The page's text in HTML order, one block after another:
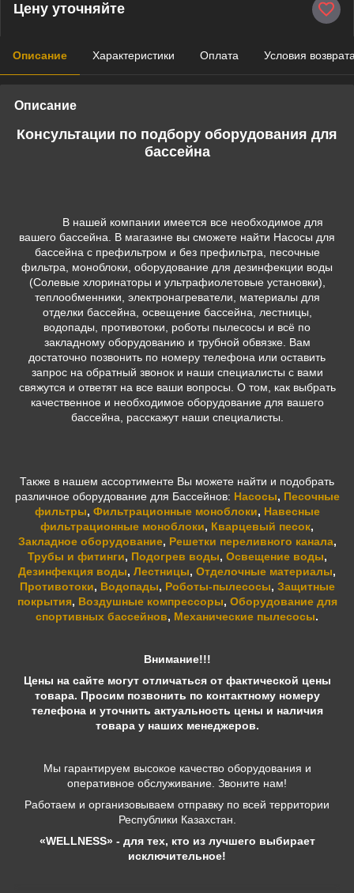
Цену уточняйте
Описание Характеристики Оплата Условия
Описание
Консультации по подбору оборудования для
бассейна
В нашей компании имеется все необходимое для
вашего бассейна. В магазине вы сможете найти Насосы для
бассейна с префильтром и без префильтра, песочные
фильтра, моноблоки, оборудование для дезинфекции воды
(Солевые хлоринаторы и ультрафиолетовые установки),
теплообменники, электронагреватели, материалы для
отделки бассейна, освещение бассейна, лестницы,
водопады, противотоки, роботы пылесосы и всё по
закладному оборудованию и трубной обвязке. Вам
достаточно позвонить по номеру телефона или оставить
запрос на обратный звонок и наши специалисты с вами
свяжутся и ответят на все ваши вопросы. О том, как выбрать
качественное и необходимое оборудование для вашего
бассейна, расскажут наши специалисты.
Также в нашем ассортименте Вы можете найти и подобрать
различное оборудование для Бассейнов: Насосы, Песочные
фильтры, Фильтрационные моноблоки, Навесные
фильтрационные моноблоки, Кварцевый песок,
Закладное оборудование, Решетки переливного канала,
Трубы и фитинги, Подогрев воды, Освещение воды,
Дезинфекция воды, Лестницы, Отделочные материалы,
Противотоки, Водопады, Роботы-пылесосы, Защитные
покрытия, Воздушные компрессоры, Оборудование для
спортивных бассейнов, Механические пылесосы.
Внимание!!!
Цены на сайте могут отличаться от фактической цены
товара. Просим позвонить по контактному номеру
телефона и уточнить актуальность цены и наличия
товара у наших менеджеров.
Мы гарантируем высокое качество оборудования и
оперативное обслуживание. Звоните нам!
Работаем и организовываем отправку по всей территории
Республики Казахстан.
«WELLNESS» - для тех, кто из лучшего выбирает
исключительное!